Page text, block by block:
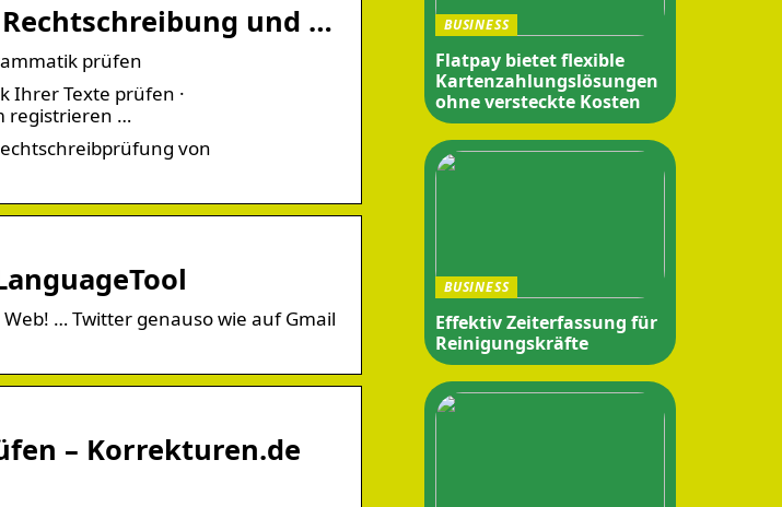
und …
prüfen
Ihrer Texte prüfen ·
registrieren …
von
… Twitter genauso wie auf Gmail
– Korrekturen.de
BUSINESS
Flatpay bietet flexible
Kartenzahlungslösungen
ohne versteckte Kosten
BUSINESS
Effektiv Zeiterfassung für
Reinigungskräfte